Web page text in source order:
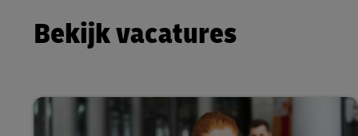
Bekijk vacatures